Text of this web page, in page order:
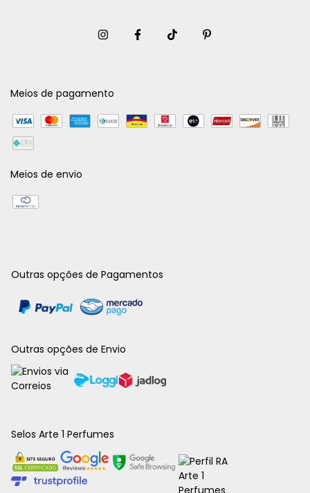
Meios de pagamento
Meios de envio
Outras opções de Pagamentos
Outras opções de Envio
Selos Arte 1 Perfumes